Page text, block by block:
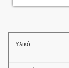
Υλικό